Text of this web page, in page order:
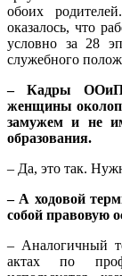
обоих
оказалось, что
условно за 28
служебного
– Кадры ООиП
женщины
замужем и не
образования.
– Да, это так.
– А ходовой
собой правовую
– Аналогичный
актах по